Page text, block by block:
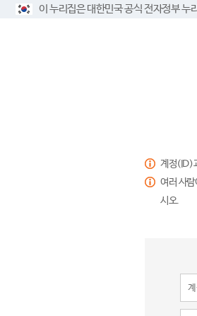
이 누리집은 대한민국 공식 전자정부 누
계정(ID)
여러 사
시오.